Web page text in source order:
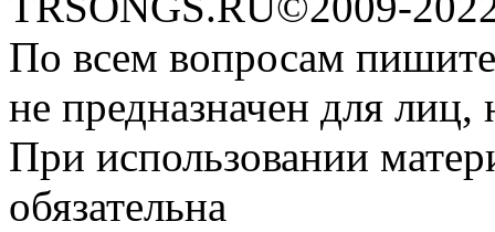
По всем вопросам
не предназначен для
При использовании
обязательна